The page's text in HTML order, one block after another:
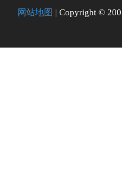
网站地图 | Copyright ©